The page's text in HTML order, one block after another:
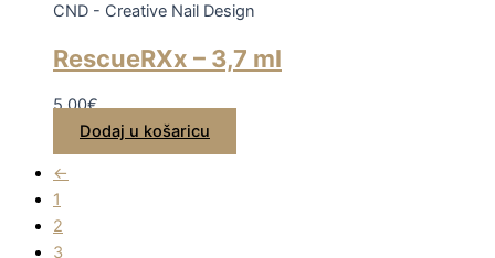
CND - Creative Nail Design
RescueRXx – 3,7 ml
5,00€
Dodaj u košaricu
←
1
2
3